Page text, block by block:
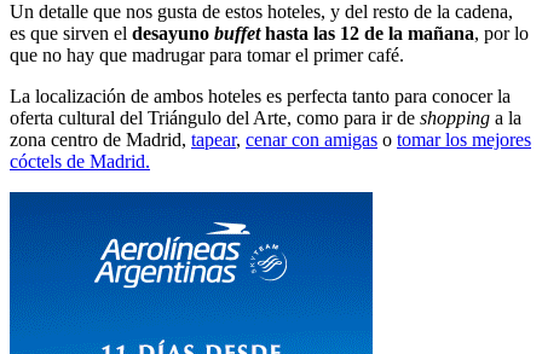
Un detalle que nos gusta de estos hoteles, y del resto de la cadena,
es que sirven el desayuno buffethasta las 12 de la mañana, por lo
que no hay que madrugar para tomar el primer café.
La localización de ambos hoteles es perfecta tanto para conocer la
oferta cultural del Triángulo del Arte, como para ir de shopping a la
zona centro de Madrid, tapear, cenar con amigas o tomar los mejores
cóctels de Madrid.